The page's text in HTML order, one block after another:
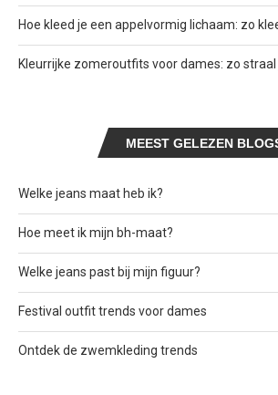
Hoe kleed je een appelvormig lichaam: zo
Kleurrijke zomeroutfits voor dames: zo
MEEST GELEZEN
Welke jeans maat heb ik?
Hoe meet ik mijn bh-maat?
Welke jeans past bij mijn figuur?
Festival outfit trends voor dames
Ontdek de zwemkleding trends